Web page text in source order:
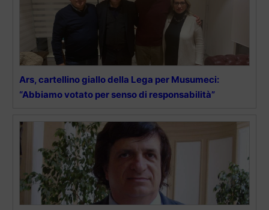
Ars, cartellino giallo della Lega per Musumeci:
“Abbiamo votato per senso di responsabilità”